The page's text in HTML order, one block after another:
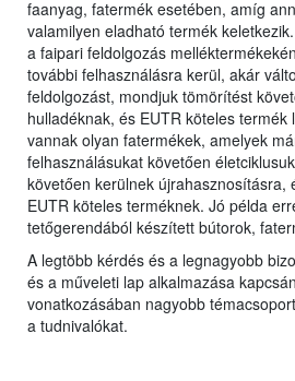
faanyag, fatermék esetében, amíg
valamilyen eladható termék
a faipari feldolgozás
további felhasználásra kerül, akár
feldolgozást, mondjuk tömörítést
hulladéknak, és EUTR köteles
vannak olyan fatermékek, amelyek
felhasználásukat követően
követően kerülnek újrahasznosításra,
EUTR köteles terméknek. Jó példa
tetőgerendából készített bútorok,
A legtöbb kérdés és a legnagyobb
és a műveleti lap alkalmazása
vonatkozásában nagyobb
a tudnivalókat.